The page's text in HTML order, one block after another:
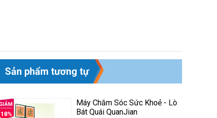
Sản phẩm tương tự
18%
Máy Chăm Sóc Sức Khoẻ - Lò
Bát Quái QuanJian